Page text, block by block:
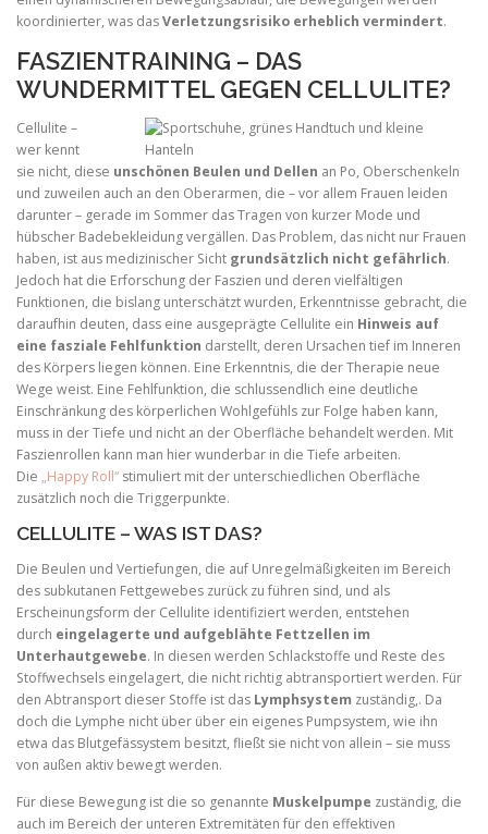
koordinierter, was dasVerletzungsrisiko erheblich vermindert.
FASZIENTRAINING – DAS
WUNDERMITTEL GEGEN CELLULITE?
Cellulite –
wer kennt
sie nicht, diese unschönen Beulen und Dellen an Po, Oberschenkeln
und zuweilen auch an den Oberarmen, die – vor allem Frauen leiden
darunter – gerade im Sommer das Tragen von kurzer Mode und
hübscher Badebekleidung vergällen. Das Problem, das nicht nur Frauen
haben, ist aus medizinischer Sicht grundsätzlich nicht gefährlich.
Jedoch hat die Erforschung der Faszien und deren vielfältigen
Funktionen, die bislang unterschätzt wurden, Erkenntnisse gebracht, die
daraufhin deuten, dass eine ausgeprägte Cellulite ein Hinweis auf
eine fasziale Fehlfunktion darstellt, deren Ursachen tief im Inneren
des Körpers liegen können. Eine Erkenntnis, die der Therapie neue
Wege weist. Eine Fehlfunktion, die schlussendlich eine deutliche
Einschränkung des körperlichen Wohlgefühls zur Folge haben kann,
muss in der Tiefe und nicht an der Oberfläche behandelt werden. Mit
Faszienrollen kann man hier wunderbar in die Tiefe arbeiten.
Die „Happy Roll“ stimuliert mit der unterschiedlichen Oberfläche
zusätzlich noch die Triggerpunkte.
CELLULITE – WAS IST DAS?
Die Beulen und Vertiefungen, die auf Unregelmäßigkeiten im Bereich
des subkutanen Fettgewebes zurück zu führen sind, und als
Erscheinungsform der Cellulite identifiziert werden, entstehen
durch eingelagerte und aufgeblähte Fettzellen im
Unterhautgewebe. In diesen werden Schlackstoffe und Reste des
Stoffwechsels eingelagert, die nicht richtig abtransportiert werden. Für
den Abtransport dieser Stoffe ist das Lymphsystem zuständig,. Da
doch die Lymphe nicht über über ein eigenes Pumpsystem, wie ihn
etwa das Blutgefässystem besitzt, fließt sie nicht von allein – sie muss
von außen aktiv bewegt werden.
Für diese Bewegung ist die so genannte Muskelpumpe zuständig, die
auch im Bereich der unteren Extremitäten für den effektiven